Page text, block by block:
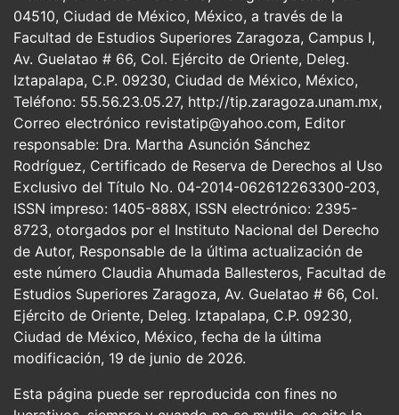
04510, Ciudad de México, México, a través de la
Facultad de Estudios Superiores Zaragoza, Campus I,
Av. Guelatao # 66, Col. Ejército de Oriente, Deleg.
Iztapalapa, C.P. 09230, Ciudad de México, México,
Teléfono: 55.56.23.05.27, http://tip.zaragoza.unam.mx,
Correo electrónico revistatip@yahoo.com, Editor
responsable: Dra. Martha Asunción Sánchez
Rodríguez, Certificado de Reserva de Derechos al Uso
Exclusivo del Título No. 04-2014-062612263300-203,
ISSN impreso: 1405-888X, ISSN electrónico: 2395-
8723, otorgados por el Instituto Nacional del Derecho
de Autor, Responsable de la última actualización de
este número Claudia Ahumada Ballesteros, Facultad de
Estudios Superiores Zaragoza, Av. Guelatao # 66, Col.
Ejército de Oriente, Deleg. Iztapalapa, C.P. 09230,
Ciudad de México, México, fecha de la última
modificación, 19 de junio de 2026.
Esta página puede ser reproducida con fines no